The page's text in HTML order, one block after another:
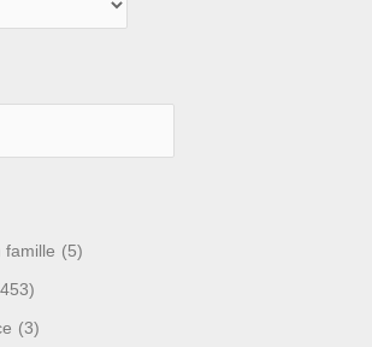
famille (5)
(3)